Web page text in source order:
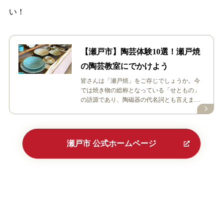
い！
【瀬戸市】陶芸体験10選！瀬戸焼
の陶芸教室にでかけよう
皆さんは「瀬戸焼」をご存じでしょうか。今
では焼き物の総称となっている「せともの」
の語源であり、陶磁器の代名詞とも言えます
ね。有田焼、美濃焼を合わせた日本最大焼…
瀬戸市 公式ホームページ